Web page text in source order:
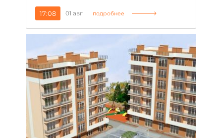
17:08 01 авг подробнее